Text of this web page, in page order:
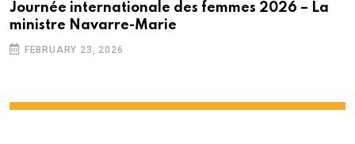
Journée internationale des femmes 2026 – La
ministre Navarre-Marie
FEBRUARY 23, 2026